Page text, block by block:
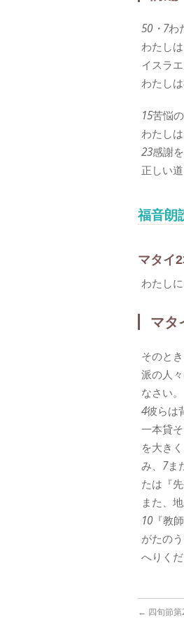
50・7わ
わたしは
イスラ
わたし
15苦悩
わたし
23感謝
正しい
福音朗
マタイ
わたし
マタ
そのとき
派の人
なさい
4彼らは
一本貸そ
を大き
み、 7ま
たは『
また、
10『教
がたの
へりく
← 四旬節